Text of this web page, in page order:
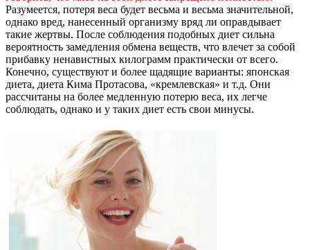
Разумеется, потеря веса будет весьма и весьма значительной,
однако вред, нанесенный организму вряд ли оправдывает
такие жертвы. После соблюдения подобных диет сильна
вероятность замедления обмена веществ, что влечет за собой
прибавку ненавистных килограмм практически от всего.
Конечно, существуют и более щадящие варианты: японская
диета, диета Кима Протасова, «кремлевская» и т.д. Они
рассчитаны на более медленную потерю веса, их легче
соблюдать, однако и у таких диет есть свои минусы.